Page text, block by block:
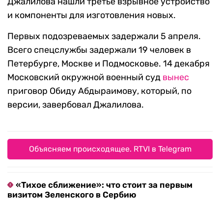
и компоненты для изготовления новых.
Первых подозреваемых задержали 5 апреля.
Всего спецслужбы задержали 19 человек в
Петербурге, Москве и Подмосковье. 14 декабря
Московский окружной военный суд вынес
приговор Обиду Абдыраимову, который, по
версии, завербовал Джалилова.
Объясняем происходящее. RTVI в Telegram
«Тихое сближение»: что стоит за первым
визитом Зеленского в Сербию